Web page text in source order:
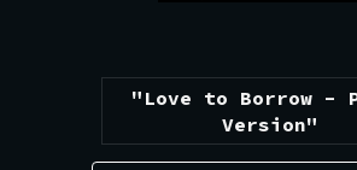
"Love to Borrow -
Version"